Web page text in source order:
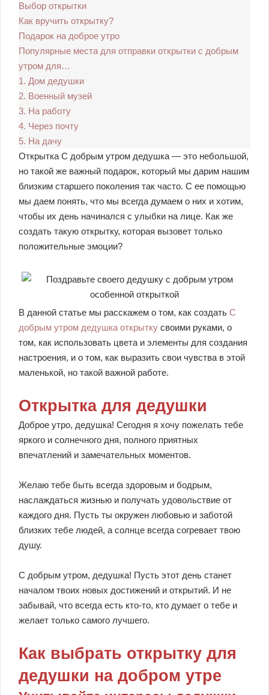
Выбор открытки
Как вручить открытку?
Подарок на доброе утро
Популярные места для отправки открытки с добрым
утром для…
1. Дом дедушки
2. Военный музей
3. На работу
4. Через почту
5. На дачу
Открытка С добрым утром дедушка — это небольшой,
но такой же важный подарок, который мы дарим нашим
близким старшего поколения так часто. С ее помощью
мы даем понять, что мы всегда думаем о них и хотим,
чтобы их день начинался с улыбки на лице. Как же
создать такую открытку, которая вызовет только
положительные эмоции?
В данной статье мы расскажем о том, как создать С
добрым утром дедушка открытку своими руками, о
том, как использовать цвета и элементы для создания
настроения, и о том, как выразить свои чувства в этой
маленькой, но такой важной работе.
Открытка для дедушки
Доброе утро, дедушка! Сегодня я хочу пожелать тебе
яркого и солнечного дня, полного приятных
впечатлений и замечательных моментов.
Желаю тебе быть всегда здоровым и бодрым,
наслаждаться жизнью и получать удовольствие от
каждого дня. Пусть ты окружен любовью и заботой
близких тебе людей, а солнце всегда согревает твою
душу.
С добрым утром, дедушка! Пусть этот день станет
началом твоих новых достижений и открытий. И не
забывай, что всегда есть кто-то, кто думает о тебе и
желает только самого лучшего.
Как выбрать открытку для
дедушки на добром утре